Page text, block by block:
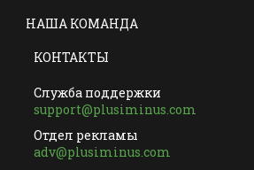
НАША КОМАНДА
КОНТАКТЫ
Служба поддержки
support@plusiminus.com
Отдел рекламы
adv@plusiminus.com